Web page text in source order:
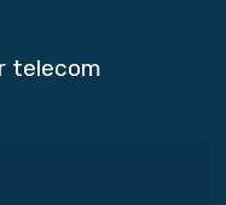
telecom